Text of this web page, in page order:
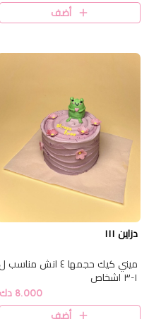
أضف
دزاين ١١١
ميني كيك حجمها ٤ انش مناسب ل
١-٣ اشخاص
8.000 دك
أضف